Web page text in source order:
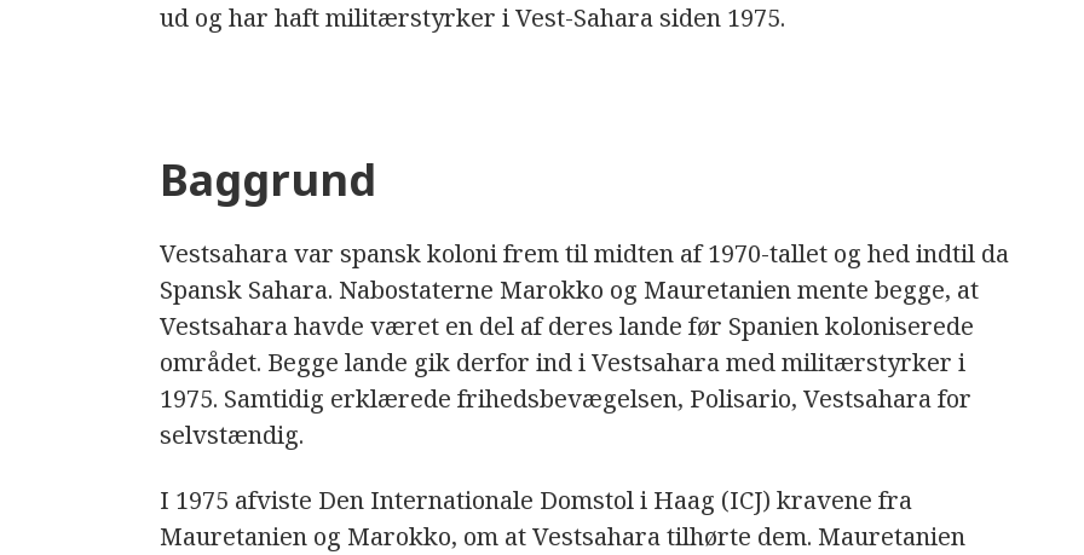
ud og har haft militærstyrker i Vest-Sahara siden 1975.
Baggrund
Vestsahara var spansk koloni frem til midten af 1970-tallet og hed indtil da
Spansk Sahara. Nabostaterne Marokko og Mauretanien mente begge, at
Vestsahara havde været en del af deres lande før Spanien koloniserede
området. Begge lande gik derfor ind i Vestsahara med militærstyrker i
1975. Samtidig erklærede frihedsbevægelsen, Polisario, Vestsahara for
selvstændig.
I 1975 afviste Den Internationale Domstol i Haag (ICJ) kravene fra
Mauretanien og Marokko, om at Vestsahara tilhørte dem. Mauretanien